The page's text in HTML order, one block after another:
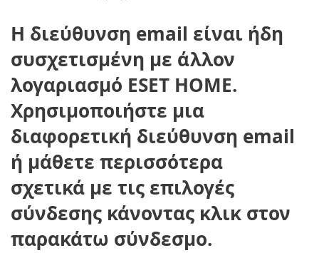
Η διεύθυνση email είναι ήδη
συσχετισμένη με άλλον
λογαριασμό ESET HOME.
Χρησιμοποιήστε μια
διαφορετική διεύθυνση email
ή μάθετε περισσότερα
σχετικά με τις επιλογές
σύνδεσης κάνοντας κλικ στον
παρακάτω σύνδεσμο.